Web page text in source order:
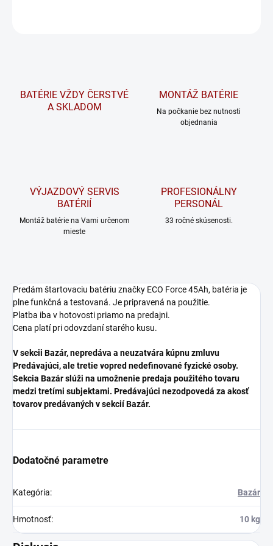
BATÉRIE VŽDY ČERSTVÉ
A SKLADOM
MONTÁŽ BATÉRIE
Na počkanie bez nutnosti
objednania
VÝJAZDOVÝ SERVIS
BATÉRIÍ
Montáž batérie na Vami určenom
mieste
PROFESIONÁLNY
PERSONÁL
33 ročné skúsenosti.
Predám štartovaciu batériu značky ECO Force 45Ah, batéria je
plne funkčná a testovaná. Je pripravená na použitie.
Platba iba v hotovosti priamo na predajni.
Cena platí pri odovzdaní starého kusu.
V sekcii Bazár, nepredáva a neuzatvára kúpnu zmluvu
Predávajúci, ale tretie vopred nedefinované fyzické osoby.
Sekcia Bazár slúži na umožnenie predaja použitého tovaru
medzi tretími subjektami. Predávajúci nezodpovedá za akosť
tovarov predávaných v sekcií Bazár.
Dodatočné parametre
Kategória: Bazár
Hmotnosť: 10 kg